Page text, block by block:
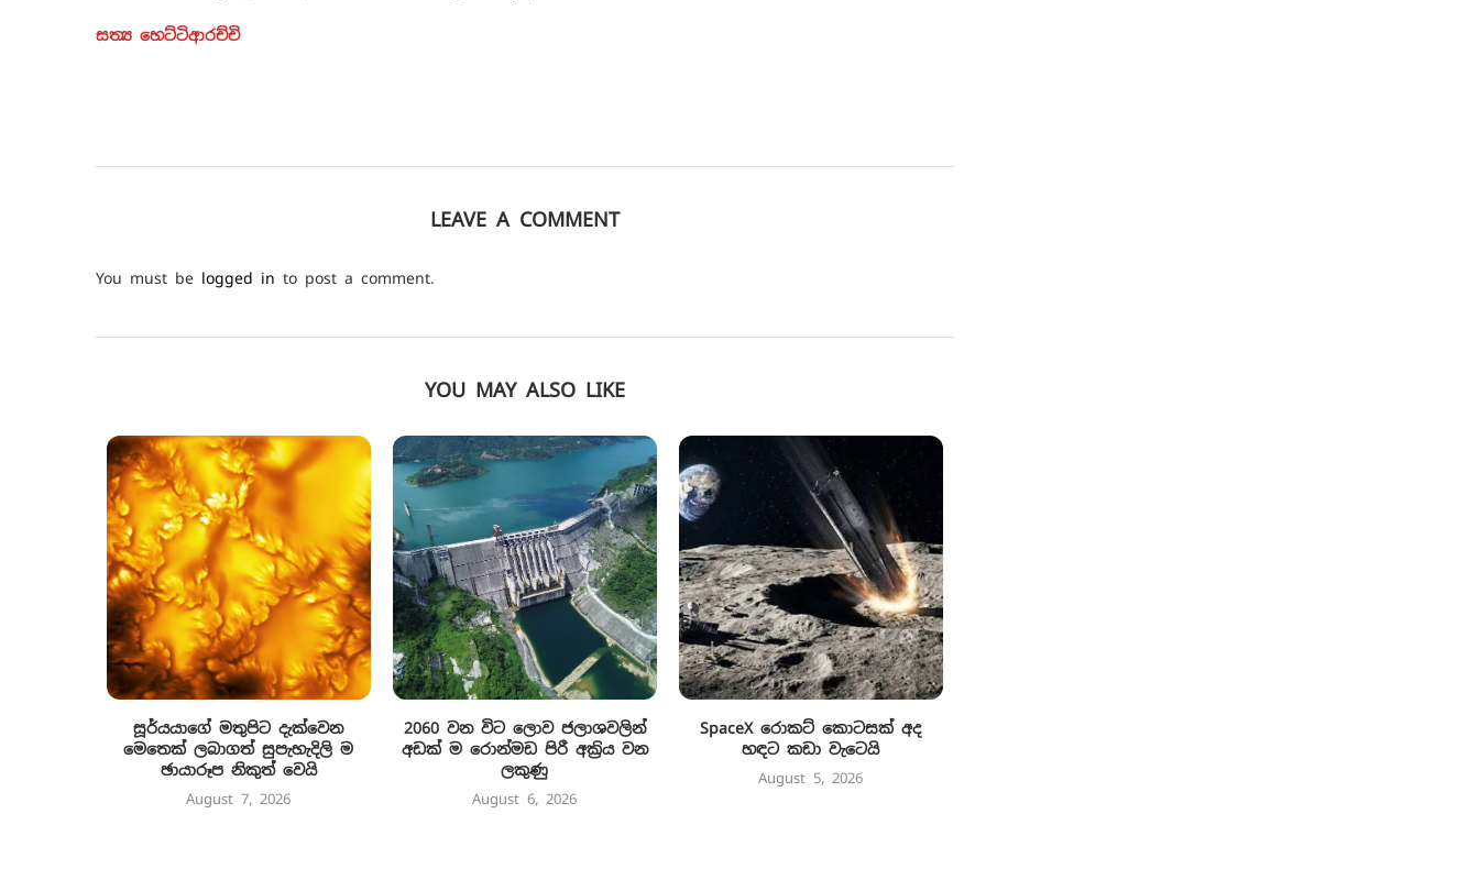
සත්‍ය හෙට්ටිආරච්චි
LEAVE A COMMENT
You must be logged in to post a comment.
YOU MAY ALSO LIKE
සූර්යයාගේ මතුපිට දැක්වෙන
මෙතෙක් ලබාගත් සුපැහැදිලි ම
ඡායාරූප නිකුත් වෙයි
August 7, 2026
2060 වන විට ලොව ජලාශවලින්
අඩක් ම රොන්මඩ පිරී අක්‍රිය වන
ලකුණු
August 6, 2026
SpaceX රොකට් කොටසක් අද
හඳට කඩා වැටෙයි
August 5, 2026